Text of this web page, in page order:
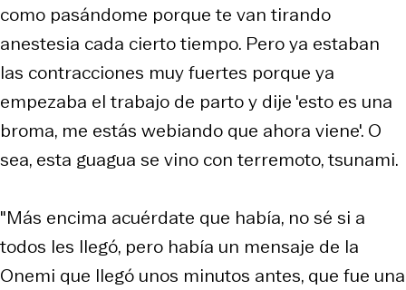
como pasándome porque te van tirando
anestesia cada cierto tiempo. Pero ya estaban
las contracciones muy fuertes porque ya
empezaba el trabajo de parto y dije 'esto es una
broma, me estás webiando que ahora viene'. O
sea, esta guagua se vino con terremoto, tsunami.
"Más encima acuérdate que había, no sé si a
todos les llegó, pero había un mensaje de la
Onemi que llegó unos minutos antes, que fue una